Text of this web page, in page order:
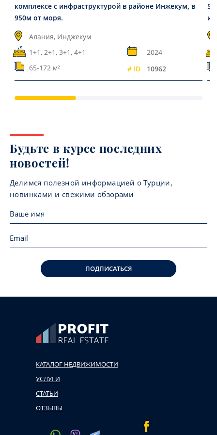
комплексе с инфраструктурой в районе Инжекум, в
950м от моря.
Алания, Инджекум
1+1, 2+1, 3+1, 4+1
2024
65-172 м²
# ID 10962
Будьте в курсе последних
новостей!
Делимся полезной информацией о Турции,
новинками и свежими обзорами
ПОДПИСАТЬСЯ
КАТАЛОГ НЕДВИЖИМОСТИ
УСЛУГИ
СТАТЬИ
ОТЗЫВЫ